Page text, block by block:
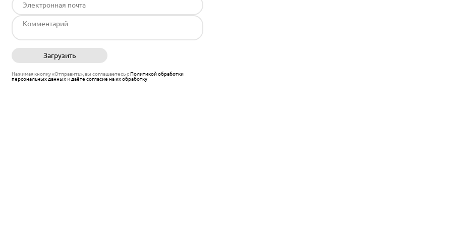
Загрузить
Нажимая кнопку «Отправить», вы соглашаетесь сПолитикой обработки
персональных данныхи даёте согласие на их обработку